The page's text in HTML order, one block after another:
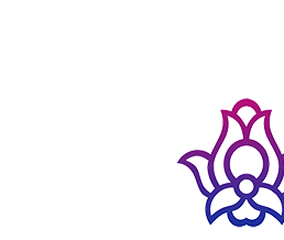
مدیر وب‌سایت، به‌صورت عمومی منتشر می‌شوند